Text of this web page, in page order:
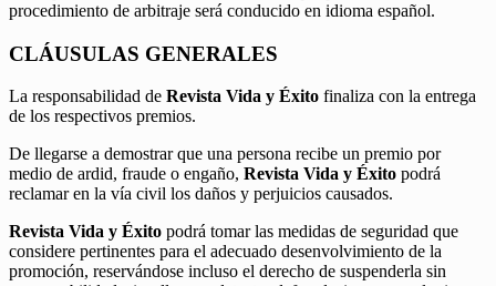
procedimiento de arbitraje será conducido en idioma español.
CLÁUSULAS GENERALES
La responsabilidad de Revista Vida y Éxito finaliza con la entrega
de los respectivos premios.
De llegarse a demostrar que una persona recibe un premio por
medio de ardid, fraude o engaño, Revista Vida y Éxito podrá
reclamar en la vía civil los daños y perjuicios causados.
Revista Vida y Éxito podrá tomar las medidas de seguridad que
considere pertinentes para el adecuado desenvolvimiento de la
promoción, reservándose incluso el derecho de suspenderla sin